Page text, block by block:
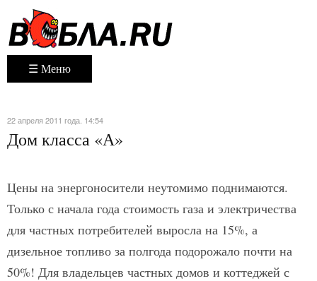
☰ Меню
22 апреля 2011 года. 14:54
Дом класса «А»
Цены на энергоносители неутомимо поднимаются.
Только с начала года стоимость газа и электричества
для частных потребителей выросла на 15%, а
дизельное топливо за полгода подорожало почти на
50%! Для владельцев частных домов и коттеджей с